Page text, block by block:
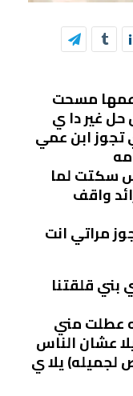
عمها مسحت
غير دا ي
مني ب 30سنه ي تجوز ابن عمي
سكتت لما
واقف
مراتي انت
بني قلقتنا
عطلت مني
عشان الناس
لجميله) يلا ي